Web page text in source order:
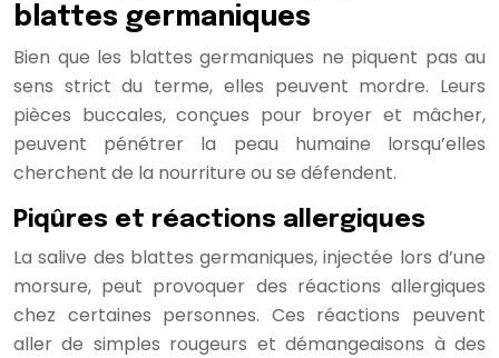
blattes germaniques
Bien que les blattes germaniques ne piquent pas au
sens strict du terme, elles peuvent mordre. Leurs
pièces buccales, conçues pour broyer et mâcher,
peuvent pénétrer la peau humaine lorsqu’elles
cherchent de la nourriture ou se défendent.
Piqûres et réactions allergiques
La salive des blattes germaniques, injectée lors d’une
morsure, peut provoquer des réactions allergiques
chez certaines personnes. Ces réactions peuvent
aller de simples rougeurs et démangeaisons à des